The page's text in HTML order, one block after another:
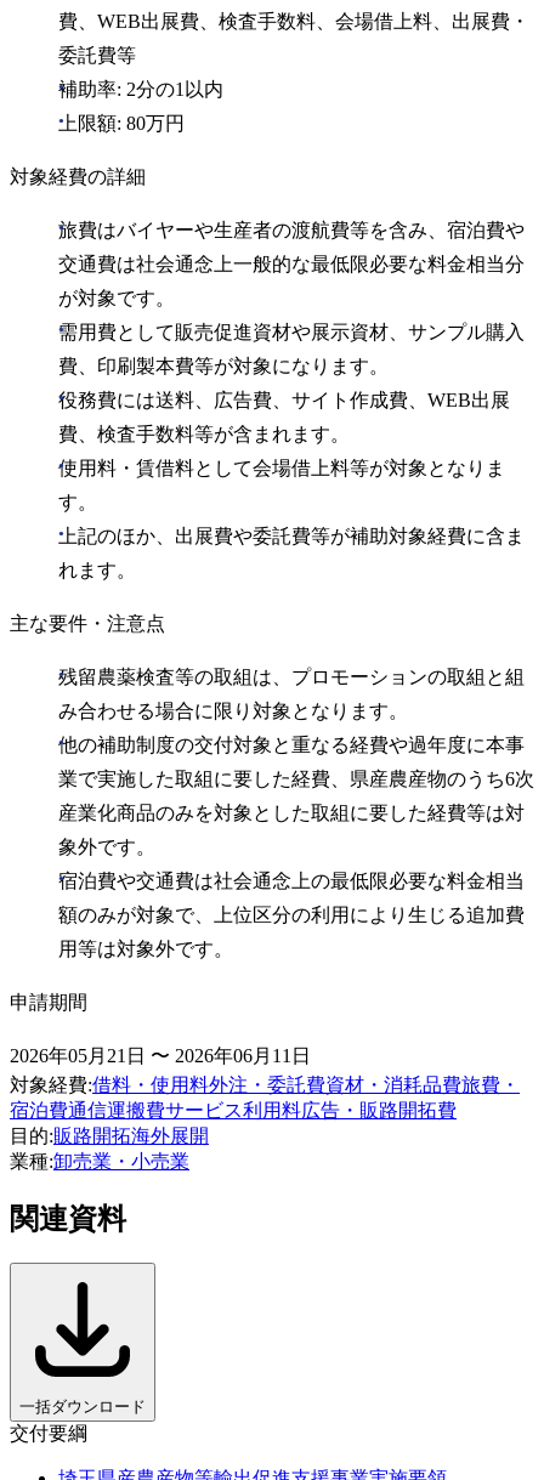
費、WEB出展費、検査手数料、会場借上料、出展費・
委託費等
補助率: 2分の1以内
上限額: 80万円
対象経費の詳細
旅費はバイヤーや生産者の渡航費等を含み、宿泊費や
交通費は社会通念上一般的な最低限必要な料金相当分
が対象です。
需用費として販売促進資材や展示資材、サンプル購入
費、印刷製本費等が対象になります。
役務費には送料、広告費、サイト作成費、WEB出展
費、検査手数料等が含まれます。
使用料・賃借料として会場借上料等が対象となりま
す。
上記のほか、出展費や委託費等が補助対象経費に含ま
れます。
主な要件・注意点
残留農薬検査等の取組は、プロモーションの取組と組
み合わせる場合に限り対象となります。
他の補助制度の交付対象と重なる経費や過年度に本事
業で実施した取組に要した経費、県産農産物のうち6次
産業化商品のみを対象とした取組に要した経費等は対
象外です。
宿泊費や交通費は社会通念上の最低限必要な料金相当
額のみが対象で、上位区分の利用により生じる追加費
用等は対象外です。
申請期間
2026年05月21日 〜 2026年06月11日
対象経費:借料・使用料外注・委託費資材・消耗品費旅費・
宿泊費通信運搬費サービス利用料広告・販路開拓費
目的:販路開拓海外展開
業種:卸売業・小売業
関連資料
一括ダウンロード
交付要綱